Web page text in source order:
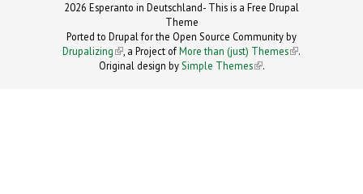
2026 Esperanto in Deutschland- This is a Free Drupal
Theme
Ported to Drupal for the Open Source Community by
Drupalizing(link is external)
, a Project ofMore than (just) Themes (link is
.
Original design by Simple Themes
(link is
.